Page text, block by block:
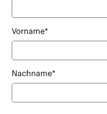
Vorname*
Nachname*